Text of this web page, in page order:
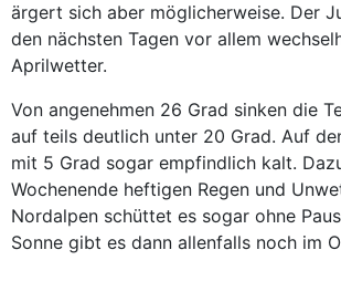
ärgert sich aber möglicherweise. Der
den nächsten Tagen vor allem
Aprilwetter.
Von angenehmen 26 Grad sinken die
auf teils deutlich unter 20 Grad. Auf
mit 5 Grad sogar empfindlich kalt.
Wochenende heftigen Regen und
Nordalpen schüttet es sogar ohne
Sonne gibt es dann allenfalls noch im